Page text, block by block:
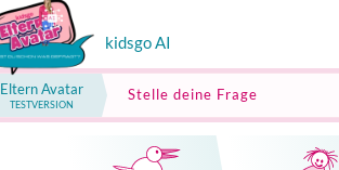
kidsgo AI
Eltern Avatar
TESTVERSION
Stelle deine Frage